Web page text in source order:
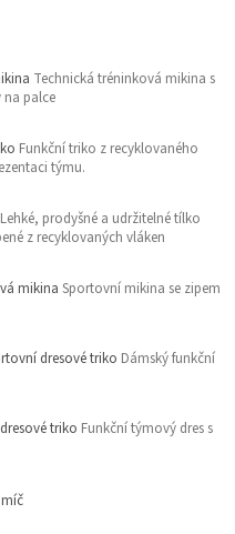
Technická tréninková mikina s
palce
Funkční triko z recyklovaného
týmu.
Lehké, prodyšné a udržitelné tílko
z recyklovaných vláken
mikina Sportovní mikina se zipem
dresové triko Dámský funkční
triko Funkční týmový dres s